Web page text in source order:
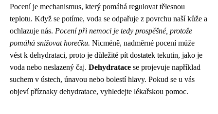
Pocení je mechanismus, který pomáhá regulovat tělesnou
teplotu. Když se potíme, voda se odpařuje z povrchu naší kůže a
ochlazuje nás. Pocení při nemoci je tedy prospěšné, protože
pomáhá snižovat horečku. Nicméně, nadměrné pocení může
vést k dehydrataci, proto je důležité pít dostatek tekutin, jako je
voda nebo neslazený čaj. Dehydratace se projevuje například
suchem v ústech, únavou nebo bolestí hlavy. Pokud se u vás
objeví příznaky dehydratace, vyhledejte lékařskou pomoc.